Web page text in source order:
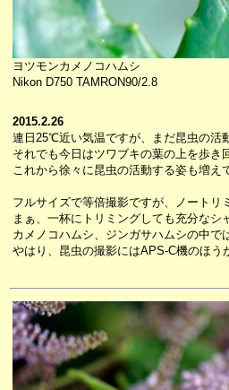
ヨツモンカメノコハムシ
Nikon D750 TAMRON90/2.8
2015.2.26
連日25℃近い気温ですが、まだ昆虫の活
それでも今日はツワブキの葉の上を歩
これから徐々に昆虫の活動する姿も増え
フルサイズで等倍撮影ですが、ノートリ
まぁ、一杯にトリミングしても充分な
カメノコハムシ、ジンガサハムシの中
やはり、昆虫の撮影にはAPS-C機のほう